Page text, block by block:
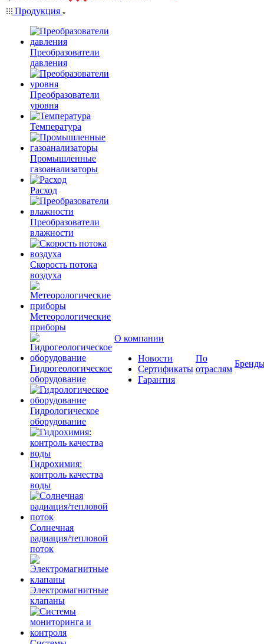
Продукция
Преобразователи
давления
Преобразователи
уровня
Температура
Промышленные
газоанализаторы
Расход
Преобразователи
влажности
Скорость потока
воздуха
Метеорологические
приборы
Гидрогеологическое
оборудование
Гидрологическое
оборудование
Гидрохимия:
контроль качества
воды
Солнечная
радиация/тепловой
поток
Электромагнитные
клапаны
О компании
Новости
Сертификаты
Гарантия
По
отраслям